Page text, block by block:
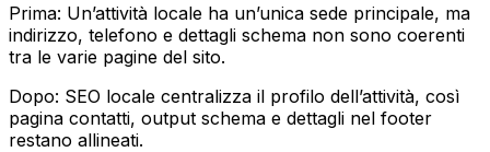
Prima: Un’attività locale ha un’unica sede principale, ma
indirizzo, telefono e dettagli schema non sono coerenti
tra le varie pagine del sito.
Dopo: SEO locale centralizza il profilo dell’attività, così
pagina contatti, output schema e dettagli nel footer
restano allineati.